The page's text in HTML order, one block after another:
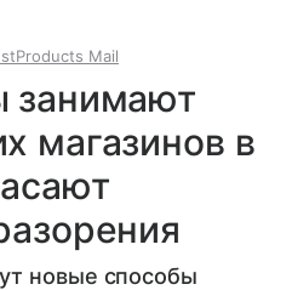
Mail
занимают
магазинов в
новые способы